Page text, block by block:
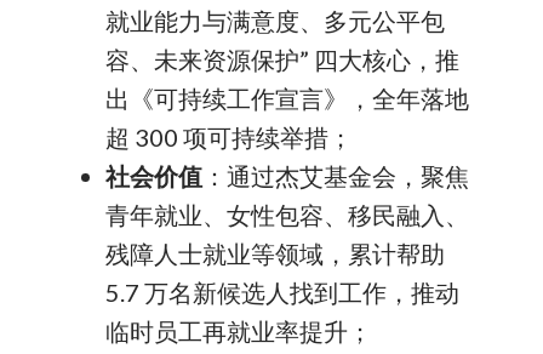
就业能力与满意度、多元公平包
容、未来资源保护” 四大核心，推
出《可持续工作宣言》，全年落地
超 300 项可持续举措；
社会价值：通过杰艾基金会，聚焦
青年就业、女性包容、移民融入、
残障人士就业等领域，累计帮助
5.7 万名新候选人找到工作，推动
临时员工再就业率提升；